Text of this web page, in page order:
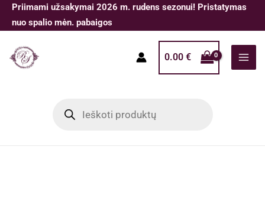
Pereiti
prie
Priimami užsakymai 2026 m. rudens sezonui! Pristatymas
nuo spalio mėn. pabaigos
0.00 €
search